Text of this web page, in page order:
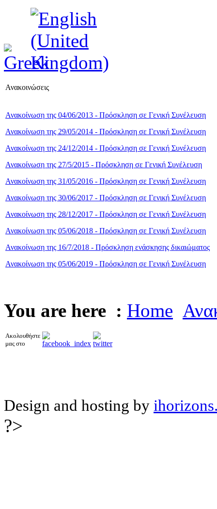
Ανακοινώσεις
Ανακοίνωση της 04/06/2013 - Πρόσκληση σε Γενική Συνέλευση
Ανακοίνωση της 29/05/2014 - Πρόσκληση σε Γενική Συνέλευση
Ανακοίνωση της 24/12/2014 - Πρόσκληση σε Γενική Συνέλευση
Ανακοίνωση της 27/5/2015 - Πρόσκληση σε Γενική Συνέλευση
Ανακοίνωση της 31/05/2016 - Πρόσκληση σε Γενική Συνέλευση
Ανακοίνωση της 30/06/2017 - Πρόσκληση σε Γενική Συνέλευση
Ανακοίνωση της 28/12/2017 - Πρόσκληση σε Γενική Συνέλευση
Ανακοίνωση της 05/06/2018 - Πρόσκληση σε Γενική Συνέλευση
Ανακοίνωση της 16/7/2018 - Πρόσκληση ενάσκησης δικαιώματος
Ανακοίνωση της 05/06/2019 - Πρόσκληση σε Γενική Συνέλευση
You are here : Home
Ακολουθήστε
μας στο
Design and hosting by
?>